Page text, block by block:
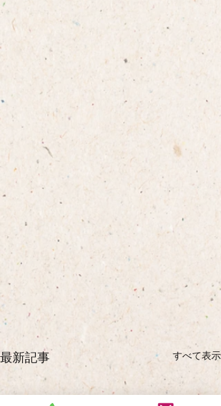
最新記事 すべて表示